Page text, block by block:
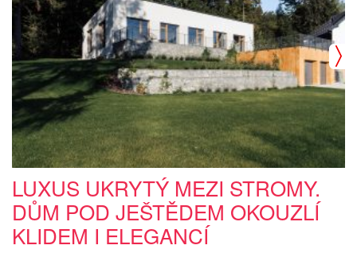
LUXUS UKRYTÝ MEZI STROMY.
DŮM POD JEŠTĚDEM OKOUZLÍ
KLIDEM I ELEGANCÍ